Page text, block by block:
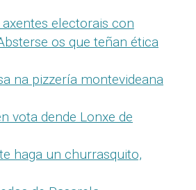
electorais con
os que teñan ética
na pizzería montevideana
vota dende Lonxe de
haga un churrasquito,